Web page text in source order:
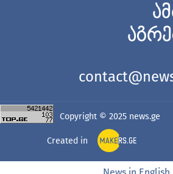
Copyright © 2025 news.ge
Created in